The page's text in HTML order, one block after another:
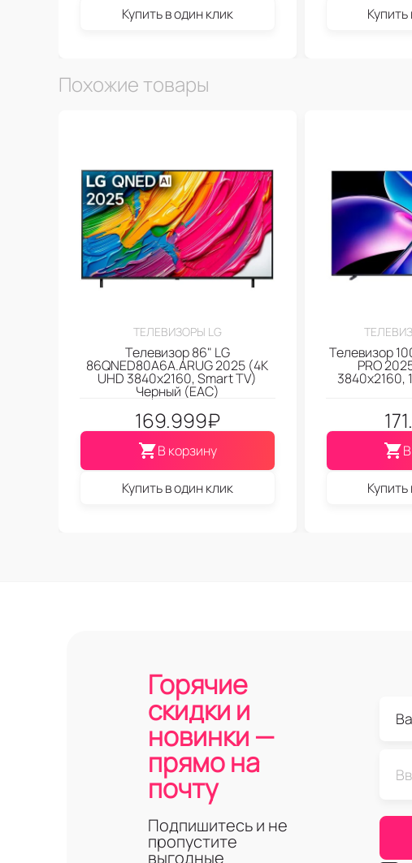
Купить в один клик
Похожие товары
ТЕЛЕВИЗОРЫ LG
Телевизор 86" LG
86QNED80A6A.ARUG 2025 (4K
UHD 3840x2160, Smart TV)
Черный (EAC)
169.999₽
В корзину
Купить в один клик
Телевизор
PRO
3840x2160,
Горячие
скидки и
новинки —
прямо на
почту
Подпишитесь и не
пропустите
выгодные